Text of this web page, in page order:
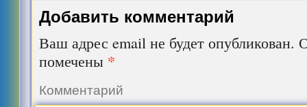
Добавить комментарий
Ваш адрес email не будет опубликован.
помечены *
Комментарий